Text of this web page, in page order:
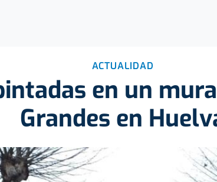
ACTUALIDAD
en un
Grandes en